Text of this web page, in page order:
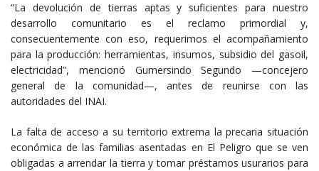
“La devolución de tierras aptas y suficientes para nuestro
desarrollo comunitario es el reclamo primordial y,
consecuentemente con eso, requerimos el acompañamiento
para la producción: herramientas, insumos, subsidio del gasoil,
electricidad”, mencionó Gumersindo Segundo —concejero
general de la comunidad—, antes de reunirse con las
autoridades del INAI.
La falta de acceso a su territorio extrema la precaria situación
económica de las familias asentadas en El Peligro que se ven
obligadas a arrendar la tierra y tomar préstamos usurarios para